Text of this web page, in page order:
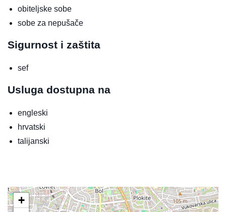
obiteljske sobe
sobe za nepušače
Sigurnost i zaštita
sef
Usluga dostupna na
engleski
hrvatski
talijanski
+